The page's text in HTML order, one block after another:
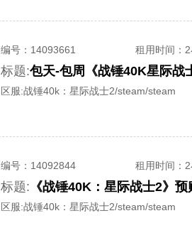
编号： 14093661 租用时间 ：
标题:包天-包周《战锤40K星际战
区服:战锤40k：星际战士2/steam/steam
编号： 14092844 租用时间 ：
标题: 《战锤40K：星际战士2》
区服:战锤40k：星际战士2/steam/steam